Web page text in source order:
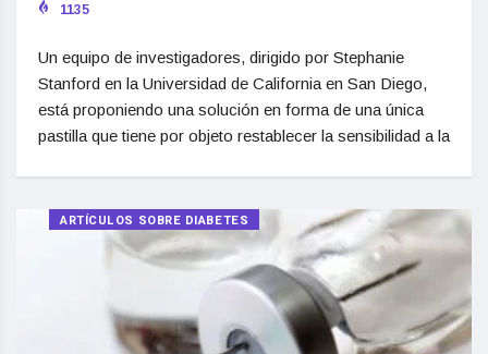
1135
Un equipo de investigadores, dirigido por Stephanie
Stanford en la Universidad de California en San Diego,
está proponiendo una solución en forma de una única
pastilla que tiene por objeto restablecer la sensibilidad a la
ARTÍCULOS SOBRE DIABETES